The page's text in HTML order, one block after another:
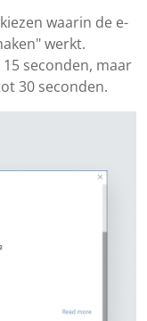
waarin de e-
werkt.
seconden, maar
30 seconden.